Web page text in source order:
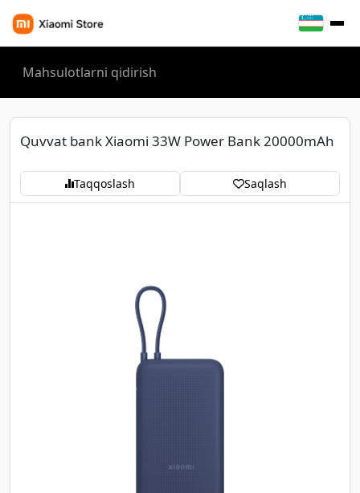
Quvvat bank Xiaomi 33W Power Bank 20000mAh
Taqqoslash Saqlash